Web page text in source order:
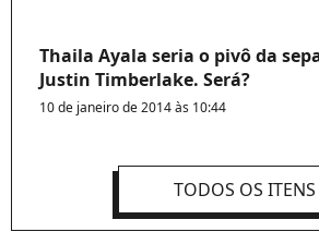
Thaila Ayala seria o pivô da
Justin Timberlake. Será?
10 de janeiro de 2014 às 10:44
TODOS OS ITENS